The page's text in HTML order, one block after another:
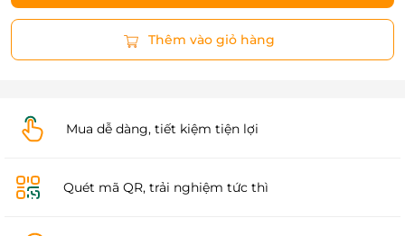
Thêm vào giỏ hàng
Mua dễ dàng, tiết kiệm tiện lợi
Quét mã QR, trải nghiệm tức thì